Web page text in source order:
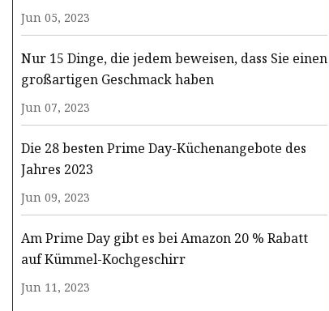
Jun 05, 2023
Nur 15 Dinge, die jedem beweisen, dass Sie einen
großartigen Geschmack haben
Jun 07, 2023
Die 28 besten Prime Day-Küchenangebote des
Jahres 2023
Jun 09, 2023
Am Prime Day gibt es bei Amazon 20 % Rabatt
auf Kümmel-Kochgeschirr
Jun 11, 2023